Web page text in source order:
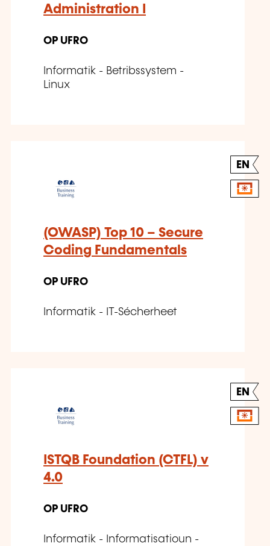
Administration I
OP UFRO
Informatik - Betribssystem -
Linux
EN
(OWASP) Top 10 – Secure
Coding Fundamentals
OP UFRO
Informatik - IT-Sécherheet
EN
ISTQB Foundation (CTFL) v
4.0
OP UFRO
Informatik - Informatisatioun -